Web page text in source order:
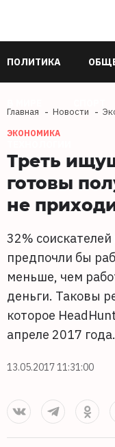
ПОЛИТИКА
Главная Новости
ЭКОНОМИКА
Треть
готовы
не
32%
предпочли бы
меньше, чем
деньги. Таковы
которое
апреле 2017 года.
13.05.2017 11:31:00